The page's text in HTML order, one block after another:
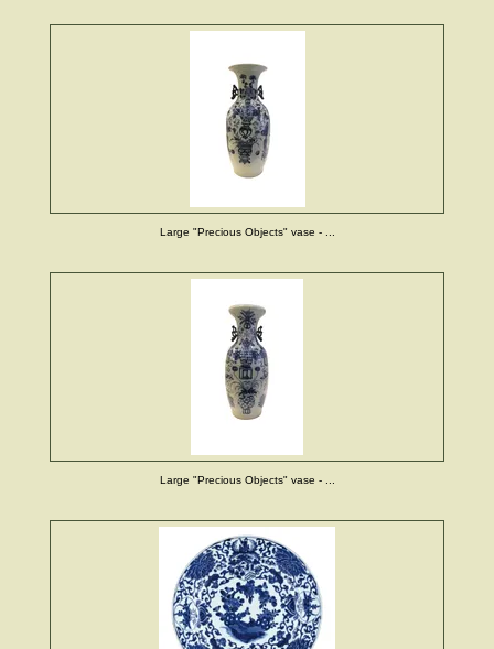
Large "Precious Objects" vase - ...
Large "Precious Objects" vase - ...